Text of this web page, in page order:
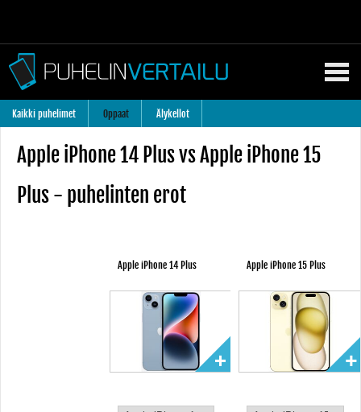
Kaikki puhelimet Oppaat Älykellot
Apple iPhone 14 Plus vs Apple iPhone 15
Plus - puhelinten erot
Apple iPhone 14 Plus Apple iPhone 15 Plus